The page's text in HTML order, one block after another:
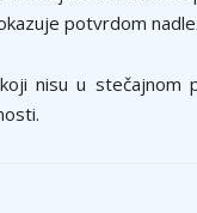
potvrdom
u stečajnom